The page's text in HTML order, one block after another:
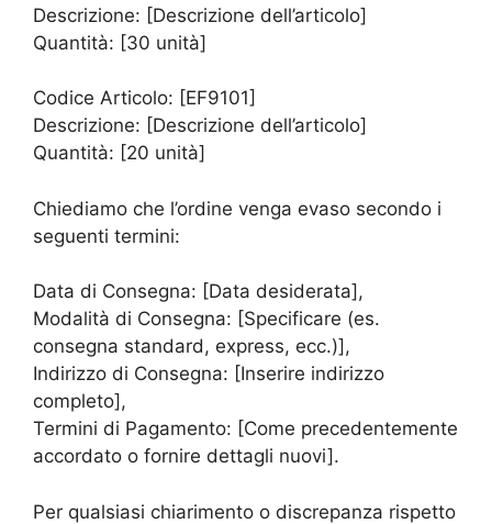
Descrizione: [Descrizione dell’articolo]
Quantità: [30 unità]
Codice Articolo: [EF9101]
Descrizione: [Descrizione dell’articolo]
Quantità: [20 unità]
Chiediamo che l’ordine venga evaso secondo i
seguenti termini:
Data di Consegna: [Data desiderata],
Modalità di Consegna: [Specificare (es.
consegna standard, express, ecc.)],
Indirizzo di Consegna: [Inserire indirizzo
completo],
Termini di Pagamento: [Come precedentemente
accordato o fornire dettagli nuovi].
Per qualsiasi chiarimento o discrepanza rispetto